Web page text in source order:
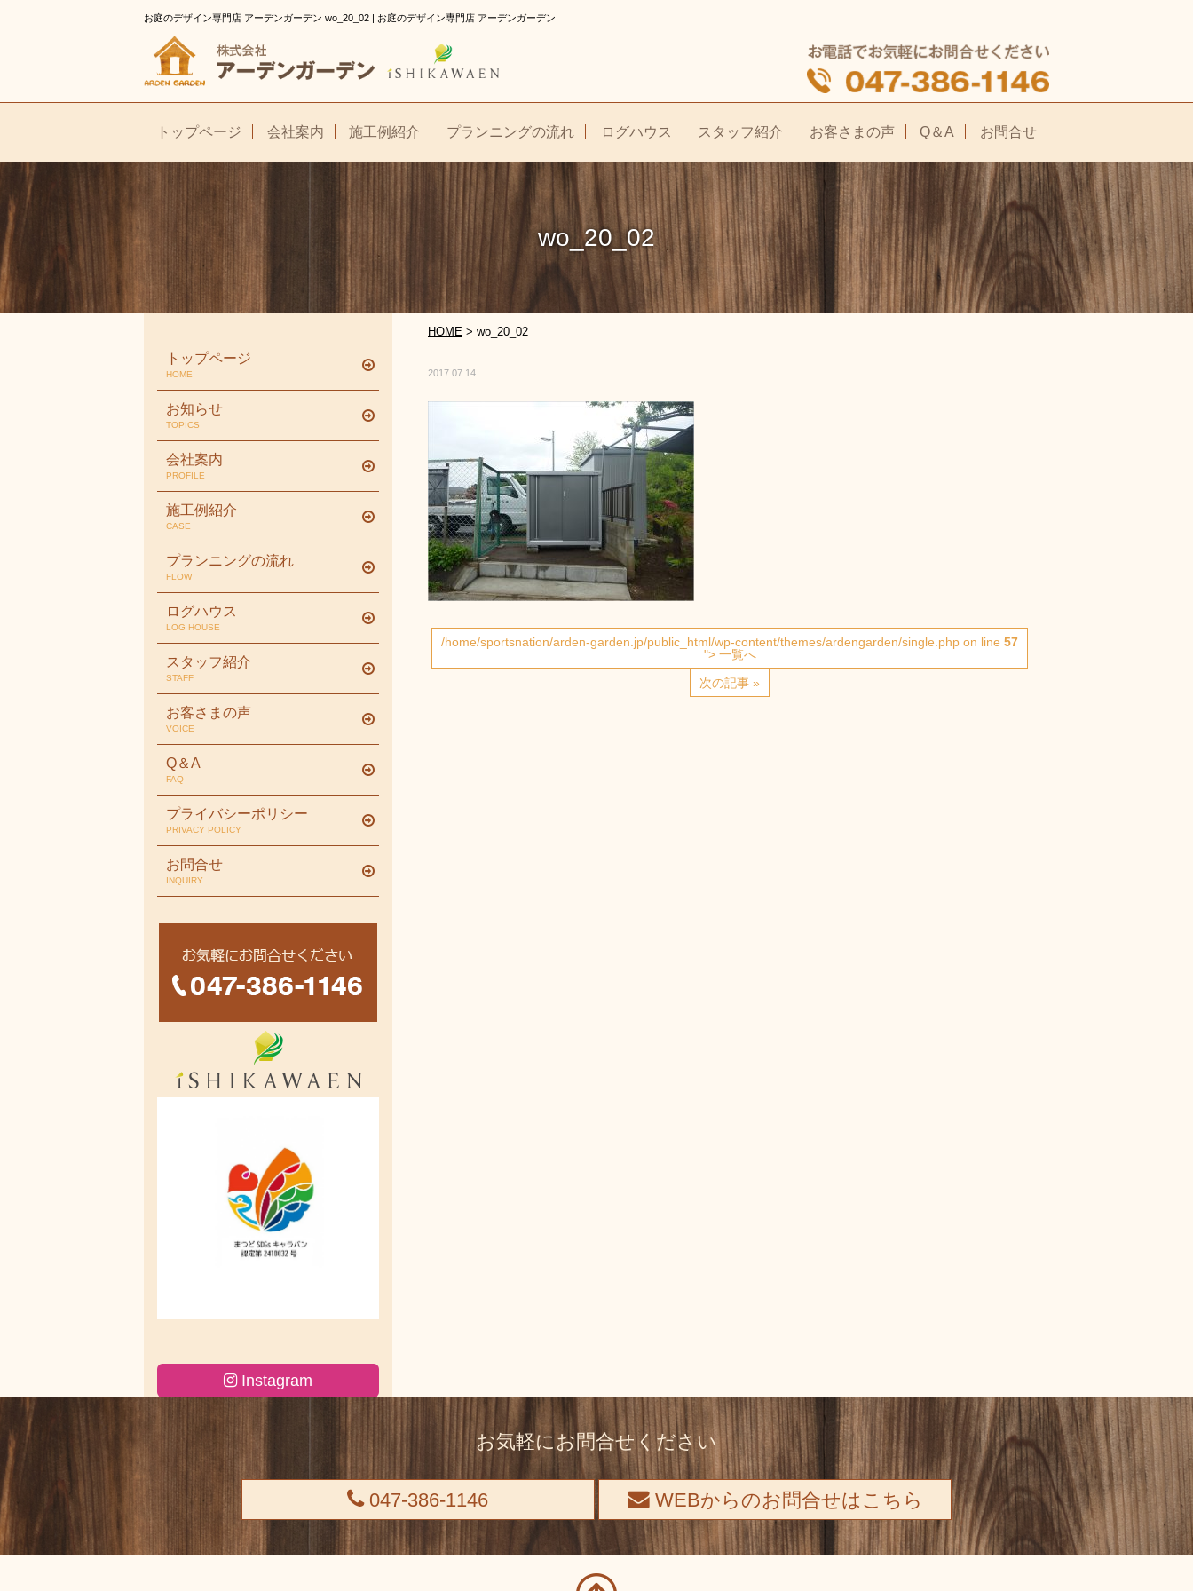
お庭のデザイン専門店 アーデンガーデン wo_20_02 | お庭のデザイン専門店 アーデンガーデン
トップページ 会社案内 施工例紹介 プランニングの流れ ログハウス スタッフ紹介 お客さまの声 Q＆A お問合せ
wo_20_02
HOME > wo_20_02
2017.07.14
/home/sportsnation/arden-garden.jp/public_html/wp-content/themes/ardengarden/single.php on line 57
"> 一覧へ
次の記事 »
トップページ
HOME
お知らせ
TOPICS
会社案内
PROFILE
施工例紹介
CASE
プランニングの流れ
FLOW
ログハウス
LOG HOUSE
スタッフ紹介
STAFF
お客さまの声
VOICE
Q＆A
FAQ
プライバシーポリシー
PRIVACY POLICY
お問合せ
INQUIRY
Instagram
お気軽にお問合せください
047-386-1146 WEBからのお問合せはこちら